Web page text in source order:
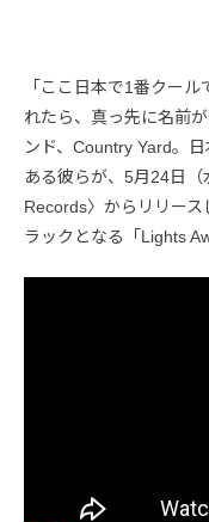
「ここ日本で1番クー
れたら、真っ先に名前
ンド、Country Yard。
ある彼らが、5月24日
Records〉からリリー
ラックとなる「Lights